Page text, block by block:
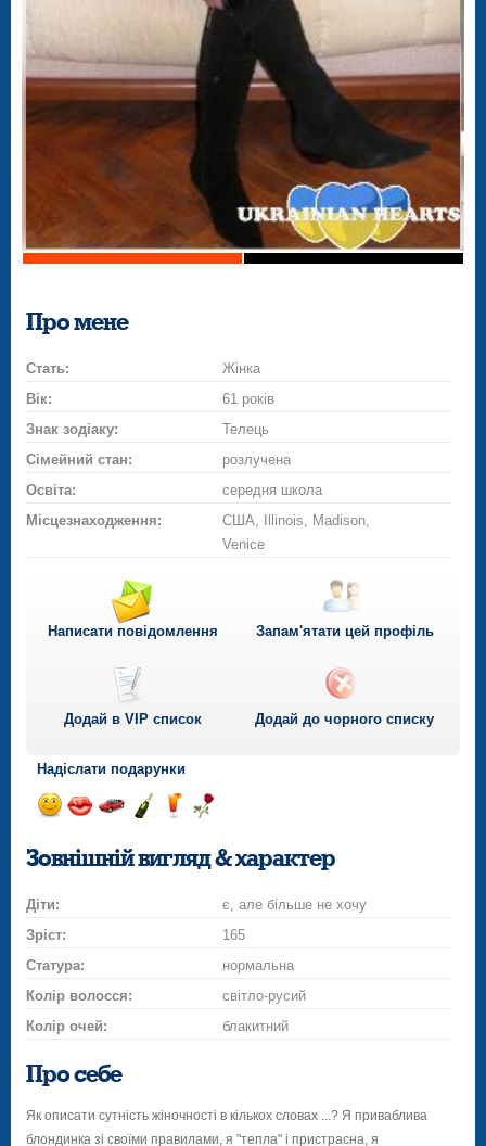
Про мене
Стать:
Жінка
Вік:
61 років
Знак зодіаку:
Телець
Сімейний стан:
розлучена
Освіта:
середня школа
Місцезнаходження:
США, Illinois, Madison,
Venice
Написати повідомлення Запам'ятати цей профіль
Додай в VIP список Додай до чорного списку
Надіслати подарунки
посмішкупоцілунок
на
автомобілі
шампанське
троянду
Зовнішній вигляд & характер
Діти:
є, але більше не хочу
Зріст:
165
Статура:
нормальна
Колір волосся:
світло-русий
Колір очей:
блакитний
Про себе
Як описати сутність жіночності в кількох словах ...? Я приваблива
блондинка зі своїми правилами, я "тепла" і пристрасна, я